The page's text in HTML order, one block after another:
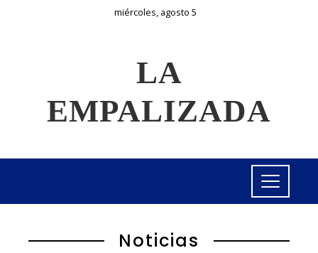
miércoles, agosto 5
LA
EMPALIZADA
Noticias